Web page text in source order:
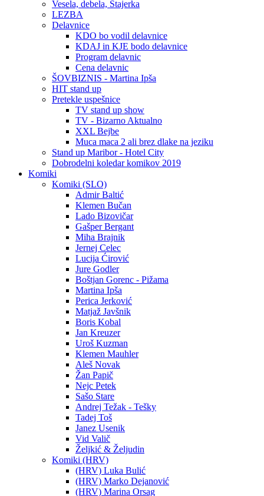
Vesela, debela, Štajerka
LEZBA
Delavnice
KDO bo vodil delavnice
KDAJ in KJE bodo delavnice
Program delavnic
Cena delavnic
ŠOVBIZNIS - Martina Ipša
HIT stand up
Pretekle uspešnice
TV stand up show
TV - Bizarno Aktualno
XXL Bejbe
Muca maca 2 ali brez dlake na jeziku
Stand up Maribor - Hotel City
Dobrodelni koledar komikov 2019
Komiki
Komiki (SLO)
Admir Baltić
Klemen Bučan
Lado Bizovičar
Gašper Bergant
Miha Brajnik
Jernej Celec
Lucija Ćirović
Jure Godler
Boštjan Gorenc - Pižama
Martina Ipša
Perica Jerković
Matjaž Javšnik
Boris Kobal
Jan Kreuzer
Uroš Kuzman
Klemen Mauhler
Aleš Novak
Žan Papič
Nejc Petek
Sašo Stare
Andrej Težak - Tešky
Tadej Toš
Janez Usenik
Vid Valič
Željkić & Željudin
Komiki (HRV)
(HRV) Luka Bulić
(HRV) Marko Dejanović
(HRV) Marina Orsag